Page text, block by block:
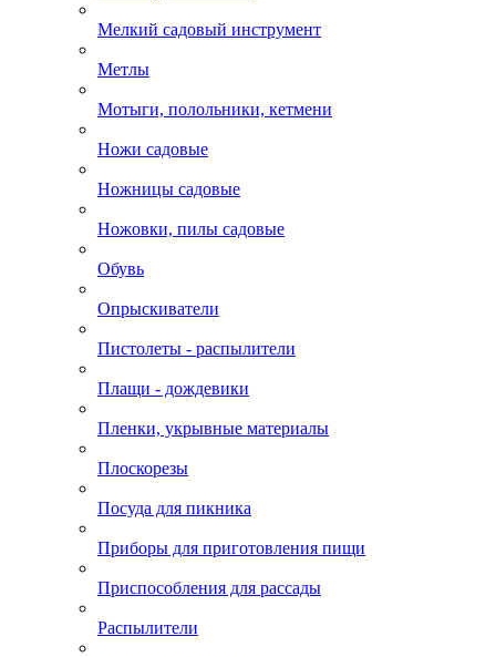
Мелкий садовый инструмент
Метлы
Мотыги, полольники, кетмени
Ножи садовые
Ножницы садовые
Ножовки, пилы садовые
Обувь
Опрыскиватели
Пистолеты - распылители
Плащи - дождевики
Пленки, укрывные материалы
Плоскорезы
Посуда для пикника
Приборы для приготовления пищи
Приспособления для рассады
Распылители